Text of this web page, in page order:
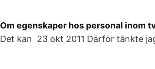
Om egenskaper hos personal inom
Det kan 23 okt 2011 Därför tänkte